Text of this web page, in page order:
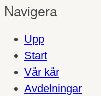
Navigera
Upp
Start
Vår kår
Avdelningar